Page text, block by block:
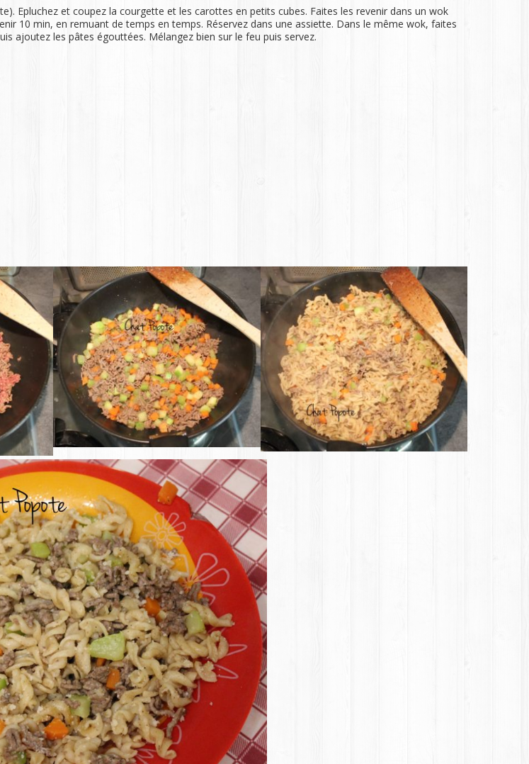
Epluchez et coupez la courgette et les carottes en petits cubes. Faites les revenir dans un wok
10 min, en remuant de temps en temps. Réservez dans une assiette. Dans le même wok, faites
ajoutez les pâtes égouttées. Mélangez bien sur le feu puis servez.